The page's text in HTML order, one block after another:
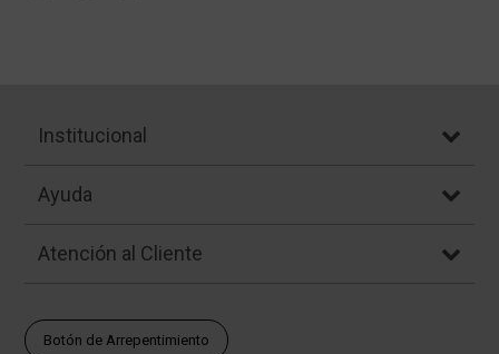
Institucional
Ayuda
Atención al Cliente
Botón de Arrepentimiento